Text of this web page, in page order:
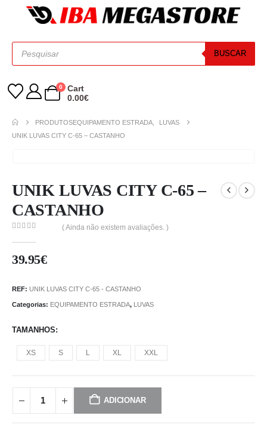
BUSCAR
0
Cart
0.00€
PRODUTOSEQUIPAMENTO ESTRADA
LUVAS
UNIK LUVAS CITY C-65 – CASTANHO
UNIK LUVAS CITY C-65 –
CASTANHO
( Ainda não existem avaliações. )
39.95€
REF: UNIK LUVAS CITY C-65 - CASTANHO
Categorias: EQUIPAMENTO ESTRADA, LUVAS
TAMANHOS
XS S L XL XXL
ADICIONAR